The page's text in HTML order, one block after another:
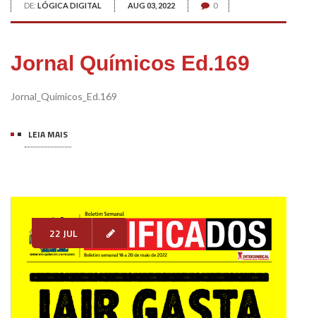
DE: LÓGICA DIGITAL AUG 03, 2022 0
Jornal Químicos Ed.169
Jornal_Quimicos_Ed.169
LEIA MAIS
22 JUL